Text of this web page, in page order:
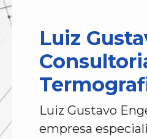
Luiz
Luiz Gustavo
empresa